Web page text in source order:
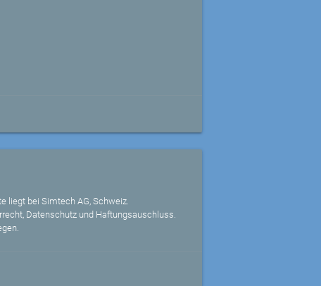
liegt bei Simtech AG, Schweiz.
Datenschutz und Haftungsauschluss.